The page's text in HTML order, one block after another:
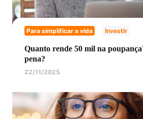
Para simplificar a vida Investir
Quanto rende 50 mil na
pena?
22/11/2025